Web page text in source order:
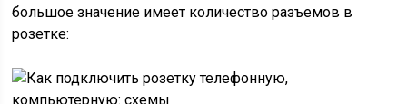
большое значение имеет количество разъемов в
розетке: